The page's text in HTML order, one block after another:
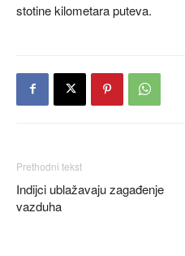
stotine kilometara puteva.
Prethodni tekst
Indijci ublažavaju zagađenje
vazduha